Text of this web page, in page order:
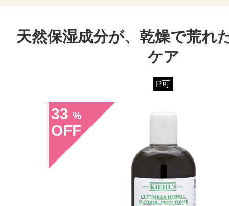
天然保湿成分が、乾燥で荒れ
ケア
P可
33 %
OFF